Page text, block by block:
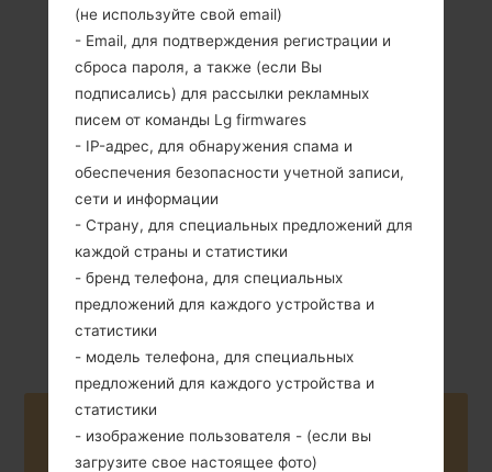
99 грамм (3.49
унции)
Съемный Li-Ion
1000 mAh
Unknown
Апрель, 2010
Buy accessories on Amazon
(не используйте свой email)
- Email, для подтверждения регистрации и
сброса пароля, а также (если Вы
подписались) для рассылки рекламных
писем от команды Lg firmwares
- IP-адрес, для обнаружения спама и
обеспечения безопасности учетной записи,
сети и информации
- Страну, для специальных предложений для
каждой страны и статистики
- бренд телефона, для специальных
предложений для каждого устройства и
статистики
- модель телефона, для специальных
предложений для каждого устройства и
статистики
- изображение пользователя - (если вы
загрузите свое настоящее фото)